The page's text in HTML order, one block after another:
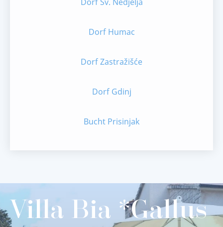
Dorf Humac
Dorf Zastražišće
Dorf Gdinj
Bucht Prisinjak
Villa Bia *Gallus